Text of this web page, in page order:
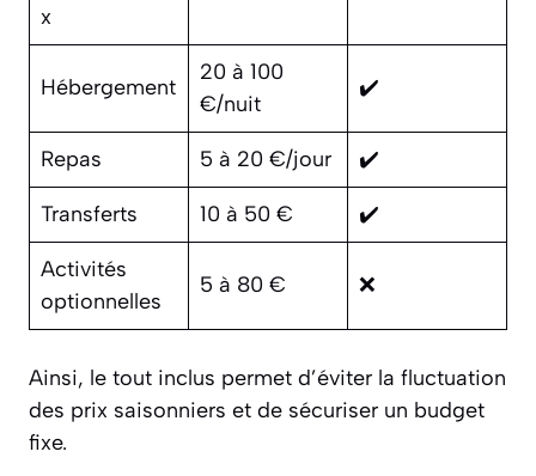
x
Hébergement
20 à 100
€/nuit
✔️
Repas 5 à 20 €/jour ✔️
Transferts 10 à 50 € ✔️
Activités
optionnelles
5 à 80 € ❌
Ainsi, le tout inclus permet d’éviter la fluctuation
des prix saisonniers et de sécuriser un budget
fixe.